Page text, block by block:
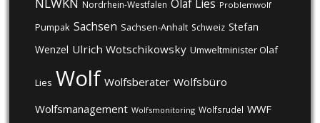
Nordrhein-Westfalen Olaf Lies Problemwolf
Pumpak Sachsen Sachsen-Anhalt Schweiz Stefan
Wenzel Ulrich Wotschikowsky Umweltminister Olaf
Lies Wolf Wolfsberater Wolfsbüro
Wolfsmanagement Wolfsmonitoring Wolfsrudel WWF